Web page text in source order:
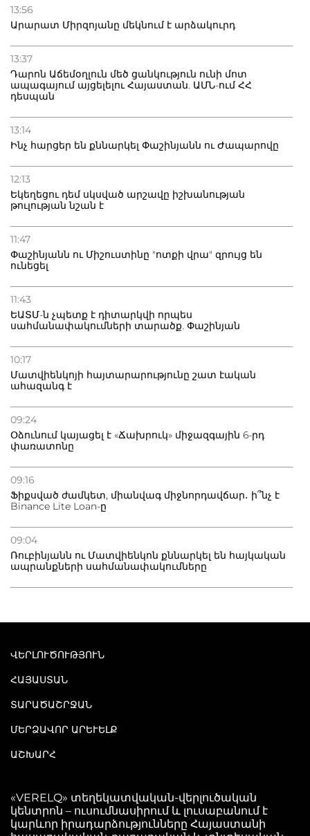
13:56
Արարատ Միրզոյանը մեկնում է արձակուրդ
13:37
Դարոն Աճեմօղլուն մեծ ցանկություն ունի մոտ
ապագայում այցելելու Հայաստան. ԱՄՆ-ում ՀՀ
դեսպան
13:14
Ինչ հարցեր են քննարկել Փաշինյանն ու Ժապարովը
12:13
Եկեղեցու դեմ սկսված արշավը իշխանության
թուլության նշան է
11:47
Փաշինյանն ու Միշուստինը "ոտքի վրա" զրույց են
ունեցել
11:43
ԵԱՏՄ-ն չպետք է դիտարկվի որպես
սահմանափակումների տարածք. Փաշինյան
10:17
Մատվիենկոյի հայտարարությունը շատ էական
ահազանգ է
09:24
Օձունում կայացել է «Ճախրուկ» միջազգային 6-րդ
փառատոնը
09:16
Ֆիքսված ժամկետ, միանվագ միջնորդավճար․ ի՞նչ է
Binance Lite Loan-ը
09:04
Ռուբինյանն ու Մատվիենկոն քննարկել են հայկական
ապրանքների սահմանափակումները
ՎԵՐԼՈՒԾՈՒԹՅՈՒՆ
ՀԱՅԱՍՏԱՆ
ՏԱՐԱԾԱՇՐՋԱՆ
ՄԵՐՁԱՎՈՐ ԱՐԵՒԵԼՔ
ԱՇԽԱՐՀ
«VERELQ» տեղեկատվական-վերլուծական
կենտրոն – ուսումնասիրում և լուսաբանում է
կարևոր իրադարձությունները Հայաստանի